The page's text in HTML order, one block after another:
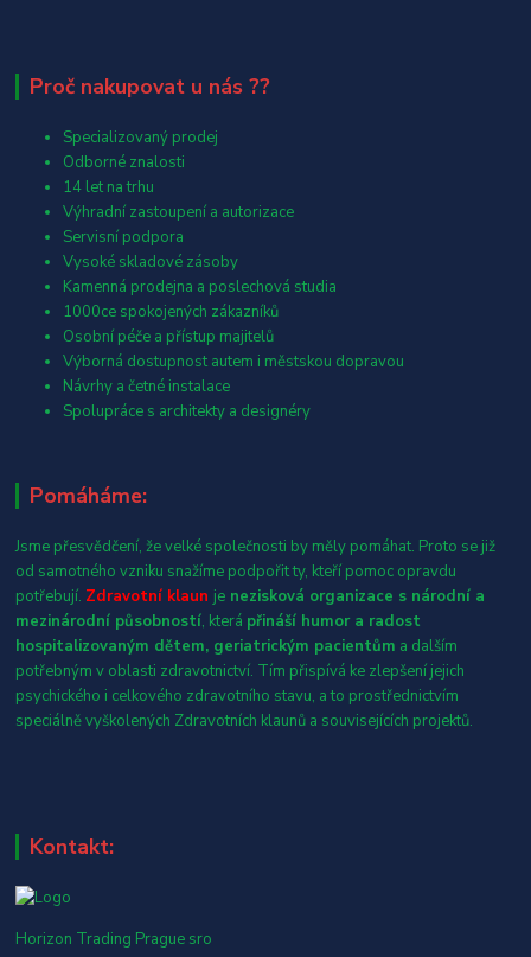
Proč nakupovat u nás ??
Specializovaný prodej
Odborné znalosti
14 let na trhu
Výhradní zastoupení a autorizace
Servisní podpora
Vysoké skladové zásoby
Kamenná prodejna a poslechová studia
1000ce spokojených zákazníků
Osobní péče a přístup majitelů
Výborná dostupnost autem i městskou dopravou
Návrhy a četné instalace
Spolupráce s architekty a designéry
Pomáháme:
Jsme přesvědčení, že velké společnosti by měly pomáhat. Proto se již
od samotného vzniku snažíme podpořit ty, kteří pomoc opravdu
potřebují. Zdravotní klaun je nezisková organizace s národní a
mezinárodní působností, která přináší humor a radost
hospitalizovaným dětem, geriatrickým pacientům a dalším
potřebným v oblasti zdravotnictví. Tím přispívá ke zlepšení jejich
psychického i celkového zdravotního stavu, a to prostřednictvím
speciálně vyškolených Zdravotních klaunů a souvisejících projektů.
Kontakt:
Horizon Trading Prague sro